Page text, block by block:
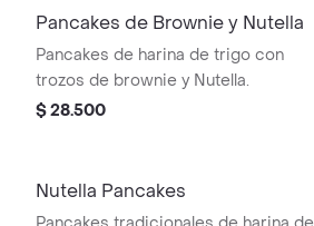
Pancakes de Brownie y Nutella
Pancakes de harina de trigo con
trozos de brownie y Nutella.
$ 28.500
Nutella Pancakes